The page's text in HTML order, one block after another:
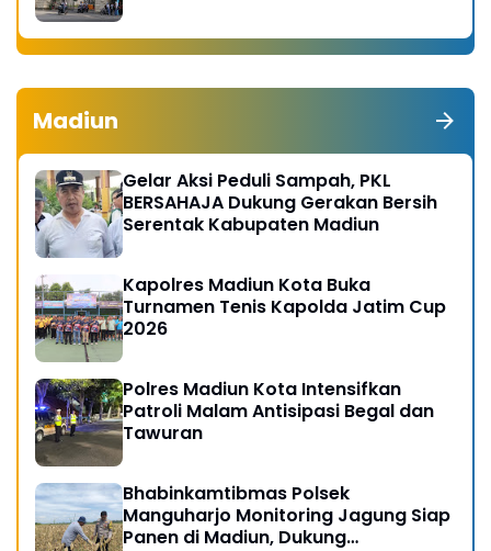
Madiun
Gelar Aksi Peduli Sampah, PKL
BERSAHAJA Dukung Gerakan Bersih
Serentak Kabupaten Madiun
Kapolres Madiun Kota Buka
Turnamen Tenis Kapolda Jatim Cup
2026
Polres Madiun Kota Intensifkan
Patroli Malam Antisipasi Begal dan
Tawuran
Bhabinkamtibmas Polsek
Manguharjo Monitoring Jagung Siap
Panen di Madiun, Dukung